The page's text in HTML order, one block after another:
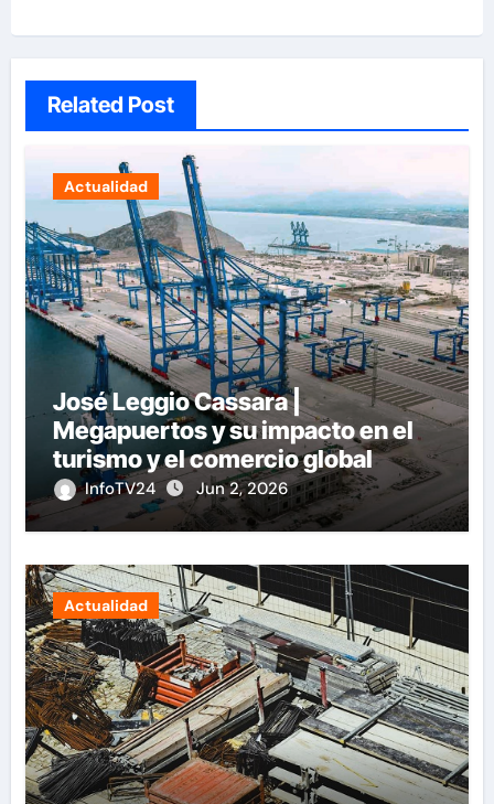
Related Post
Actualidad
José Leggio Cassara |
Megapuertos y su impacto en el
turismo y el comercio global
InfoTV24 Jun 2, 2026
Actualidad